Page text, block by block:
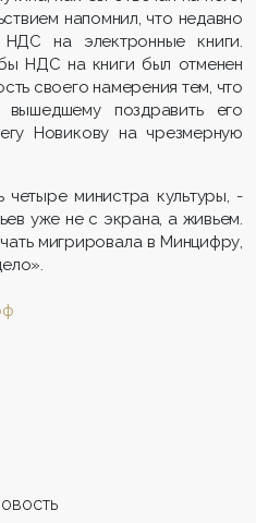
напомнил, что недавно
на электронные книги.
НДС на книги был отменен
своего намерения тем, что
поздравить его
Новикову на чрезмерную
четыре министра культуры, -
уже не с экрана, а живьем.
мигрировала в Минцифру,